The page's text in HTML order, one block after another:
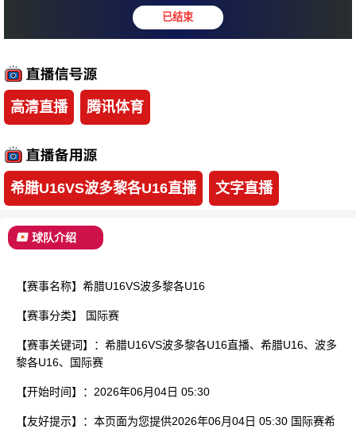
:
高清直播 腾讯体育
希腊U16VS波多黎各U16直播 文字直播
球队介绍
【赛事名称】希腊U16VS波多黎各U16
【赛事分类】 国际赛
【赛事关键词】：希腊U16VS波多黎各U16直播、希腊U16、波多
黎各U16、国际赛
【开始时间】：2026年06月04日 05:30
【友好提示】：本页面为您提供2026年06月04日 05:30 国际赛希